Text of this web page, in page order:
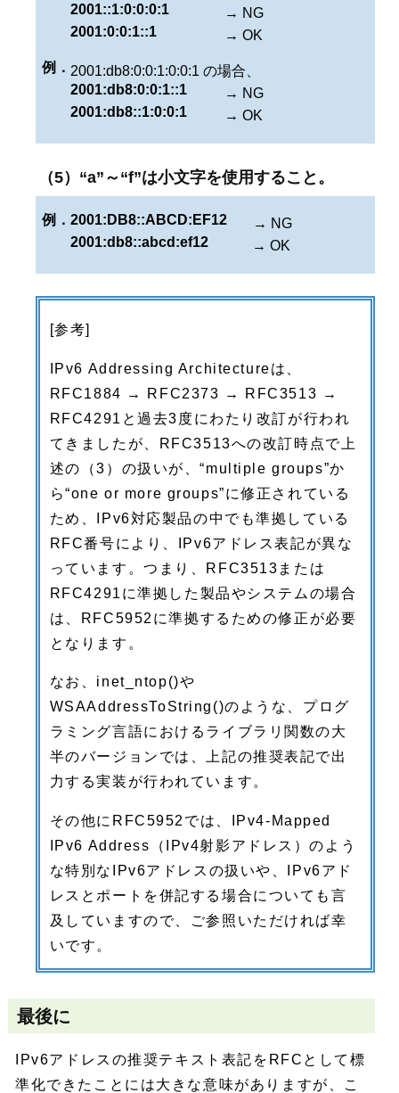
2001::1:0:0:0:1
→ NG
2001:0:0:1::1
→ OK
例． 2001:db8:0:0:1:0:0:1 の場合、
2001:db8:0:0:1::1
→ NG
2001:db8::1:0:0:1
→ OK
（5）“a”～“f”は小文字を使用すること。
例．2001:DB8::ABCD:EF12
→ NG
2001:db8::abcd:ef12
→ OK
[参考]
IPv6 Addressing Architectureは、
RFC1884 → RFC2373 → RFC3513 →
RFC4291と過去3度にわたり改訂が行われ
てきましたが、RFC3513への改訂時点で上
述の（3）の扱いが、“multiple groups”か
ら“one or more groups”に修正されている
ため、IPv6対応製品の中でも準拠している
RFC番号により、IPv6アドレス表記が異な
っています。つまり、RFC3513または
RFC4291に準拠した製品やシステムの場合
は、RFC5952に準拠するための修正が必要
となります。
なお、inet_ntop()や
WSAAddressToString()のような、プログ
ラミング言語におけるライブラリ関数の大
半のバージョンでは、上記の推奨表記で出
力する実装が行われています。
その他にRFC5952では、IPv4-Mapped
IPv6 Address（IPv4射影アドレス）のよう
な特別なIPv6アドレスの扱いや、IPv6アド
レスとポートを併記する場合についても言
及していますので、ご参照いただければ幸
いです。
最後に
IPv6アドレスの推奨テキスト表記をRFCとして標
準化できたことには大きな意味がありますが、こ